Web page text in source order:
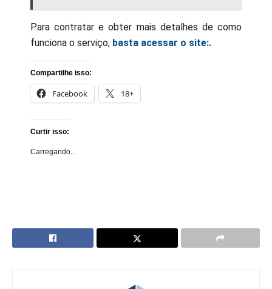
Para contratar e obter mais detalhes de como
funciona o serviço, basta acessar o site:.
Compartilhe isso:
Facebook 18+
Curtir isso:
Carregando...